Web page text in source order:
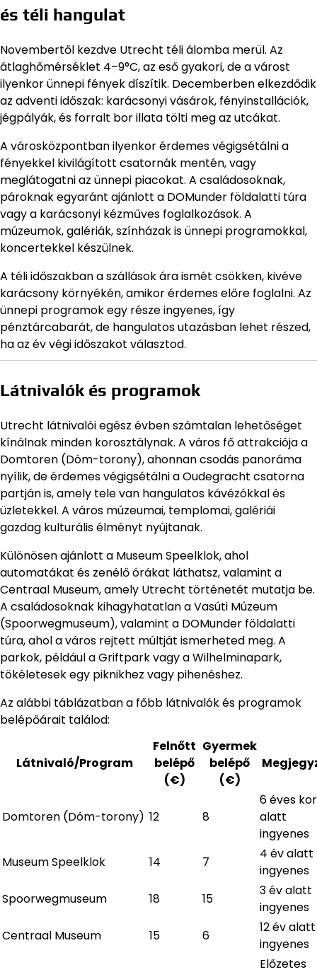
és téli hangulat
Novembertől kezdve Utrecht téli álomba merül. Az
átlaghőmérséklet 4–9°C, az eső gyakori, de a várost
ilyenkor ünnepi fények díszítik. Decemberben elkezdődik
az adventi időszak: karácsonyi vásárok, fényinstallációk,
jégpályák, és forralt bor illata tölti meg az utcákat.
A városközpontban ilyenkor érdemes végigsétálni a
fényekkel kivilágított csatornák mentén, vagy
meglátogatni az ünnepi piacokat. A családosoknak,
pároknak egyaránt ajánlott a DOMunder földalatti túra
vagy a karácsonyi kézműves foglalkozások. A
múzeumok, galériák, színházak is ünnepi programokkal,
koncertekkel készülnek.
A téli időszakban a szállások ára ismét csökken, kivéve
karácsony környékén, amikor érdemes előre foglalni. Az
ünnepi programok egy része ingyenes, így
pénztárcabarát, de hangulatos utazásban lehet részed,
ha az év végi időszakot választod.
Látnivalók és programok
Utrecht látnivalói egész évben számtalan lehetőséget
kínálnak minden korosztálynak. A város fő attrakciója a
Domtoren (Dóm-torony), ahonnan csodás panoráma
nyílik, de érdemes végigsétálni a Oudegracht csatorna
partján is, amely tele van hangulatos kávézókkal és
üzletekkel. A város múzeumai, templomai, galériái
gazdag kulturális élményt nyújtanak.
Különösen ajánlott a Museum Speelklok, ahol
automatákat és zenélő órákat láthatsz, valamint a
Centraal Museum, amely Utrecht történetét mutatja be.
A családosoknak kihagyhatatlan a Vasúti Múzeum
(Spoorwegmuseum), valamint a DOMunder földalatti
túra, ahol a város rejtett múltját ismerheted meg. A
parkok, például a Griftpark vagy a Wilhelminapark,
tökéletesek egy piknikhez vagy pihenéshez.
Az alábbi táblázatban a főbb látnivalók és programok
belépőárait találod:
Látnivaló/Program
Felnőtt
belépő
(€)
Gyermek
belépő
(€)
Domtoren (Dóm-torony) 12 8
6 éves kor
alatt
ingyenes
Museum Speelklok
14 7
4 év alatt
ingyenes
Spoorwegmuseum
18 15
3 év alatt
ingyenes
Centraal Museum
15 6
12 év alatt
ingyenes
Előzetes